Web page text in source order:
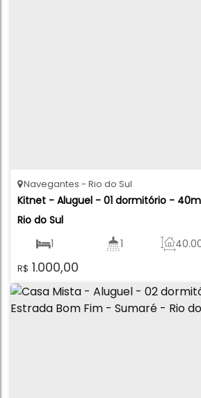
Kitnet - Aluguel - 01 dormitório -
Rio do Sul
R$ 1.000,00
Navegantes Rio do Sul
1 1 40